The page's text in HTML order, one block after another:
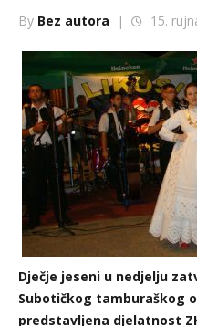
By Bez autora | 15.
Dječje jeseni u nedjelju
Subotičkog tamburaškog
predstavljena djelatnost